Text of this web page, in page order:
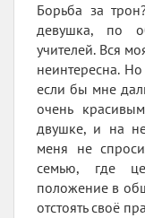
Борьба за
девушка, по
учителей. Вся
неинтересна.
если бы мне
очень
двушке, и на
меня не
семью, где
положение в
отстоять своё